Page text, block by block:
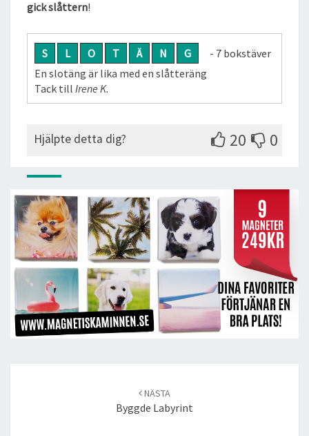
gick slåttern!
S L O T Ä N G
- 7 bokstäver
En slotäng är lika med en slåtteräng
Tack till Irene K.
Hjälpte detta dig? 20 0
NÄSTA
Byggde Labyrint